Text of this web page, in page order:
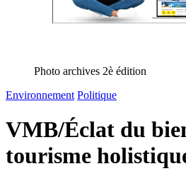
Photo archives 2è édition
Environnement Politique
VMB/Éclat du
tourisme